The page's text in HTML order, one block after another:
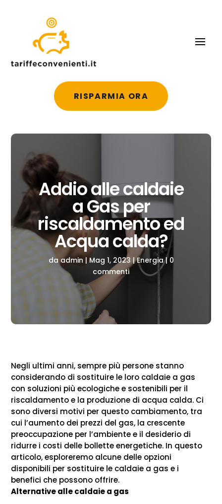
RISPARMIA ORA
Addio alle caldaie
a Gas per
riscaldamento ed
Acqua calda?
daadmin | Mag 1, 2023 |Energia|0
commenti
Negli ultimi anni, sempre più persone stanno
considerando di sostituire le loro caldaie a gas
con soluzioni più ecologiche e sostenibili per il
riscaldamento e la produzione di acqua calda. Ci
sono diversi motivi per questo cambiamento, tra
cui l’aumento dei prezzi del gas, la crescente
preoccupazione per l’ambiente e il desiderio di
ridurre i costi delle bollette energetiche. In questo
articolo, esploreremo alcune delle opzioni
disponibili per sostituire le caldaie a gas e i
benefici che possono offrire.
Alternative alle caldaie a gas